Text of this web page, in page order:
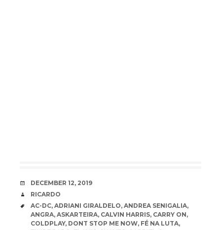
DATE
DECEMBER 12, 2019
AUTHOR
RICARDO
TAGS
AC-DC, ADRIANI GIRALDELO, ANDREA SENIGALIA,
ANGRA, ASKARTEIRA, CALVIN HARRIS, CARRY ON,
COLDPLAY, DONT STOP ME NOW, FÉ NA LUTA,